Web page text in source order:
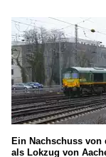
Ein Nachschuss von
als Lokzug von